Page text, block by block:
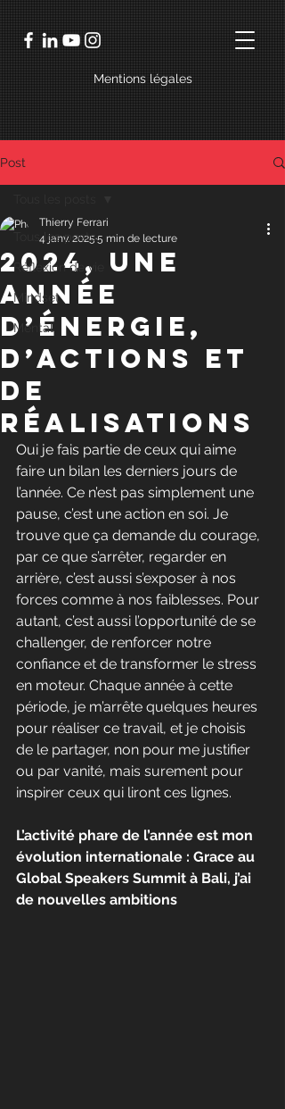
Mentions légales
Post
Tous les posts
Réflexion de vie
Mindset
Mental
2024, Une
année
d’énergie,
d’actions et
de
réalisations
Thierry Ferrari
4 janv. 2025 5 min de lecture
Oui je fais partie de ceux qui aime
faire un bilan les derniers jours de
l’année. Ce n’est pas simplement une
pause, c’est une action en soi. Je
trouve que ça demande du courage,
par ce que s’arrêter, regarder en
arrière, c’est aussi s’exposer à nos
forces comme à nos faiblesses. Pour
autant, c’est aussi l’opportunité de se
challenger, de renforcer notre
confiance et de transformer le stress
en moteur. Chaque année à cette
période, je m’arrête quelques heures
pour réaliser ce travail, et je choisis
de le partager, non pour me justifier
ou par vanité, mais surement pour
inspirer ceux qui liront ces lignes.
L’activité phare de l’année est mon
évolution internationale : Grace au
Global Speakers Summit à Bali, j’ai
de nouvelles ambitions